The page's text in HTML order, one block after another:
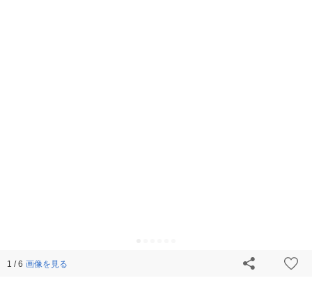
1 / 6 画像を見る